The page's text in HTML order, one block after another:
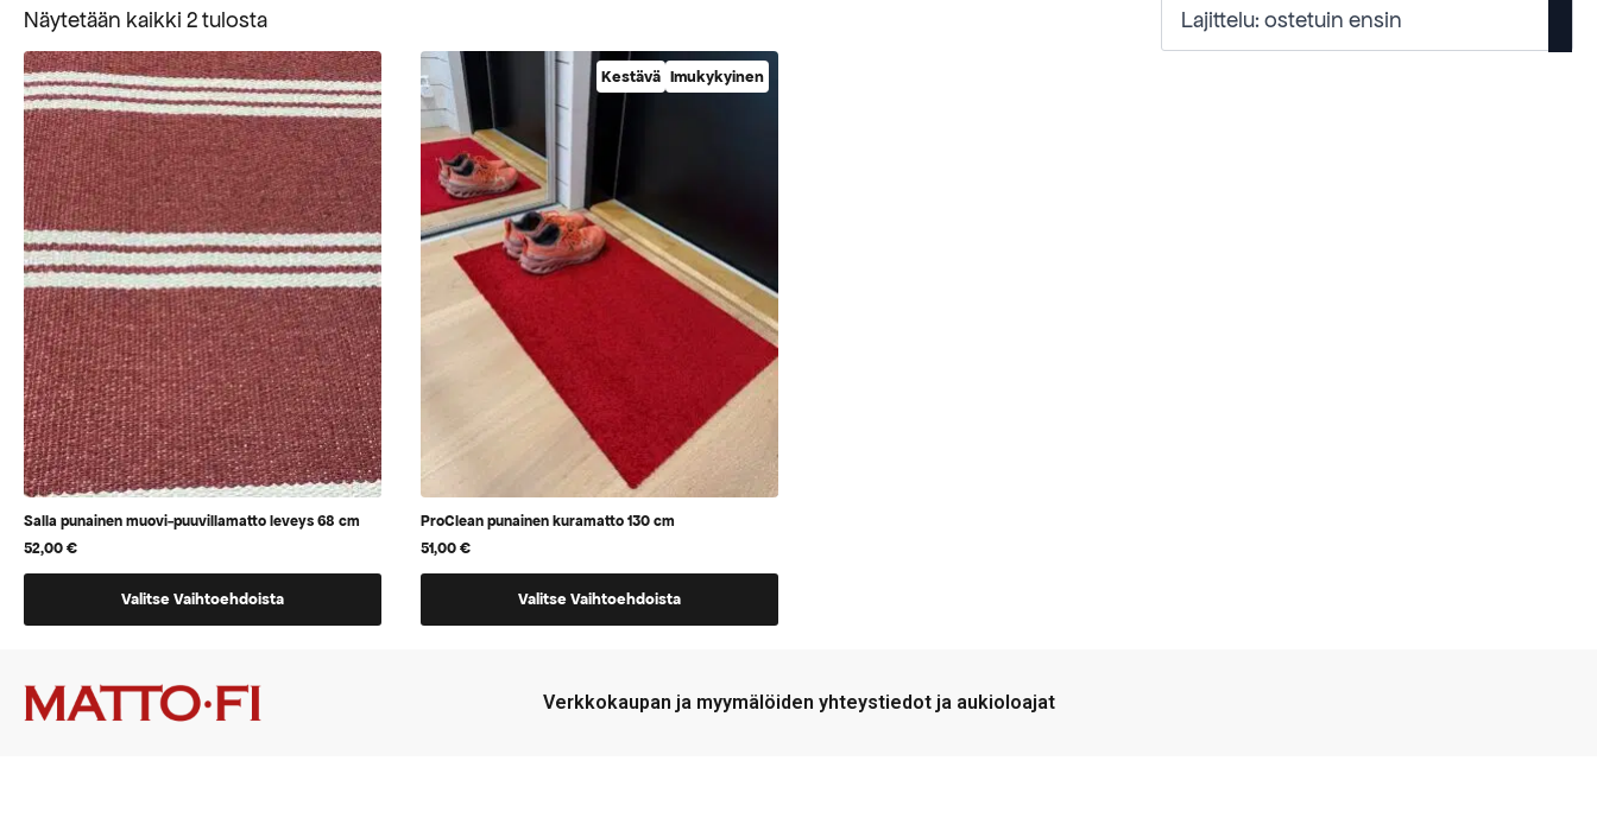
Näytetään kaikki 2 tulostaSuosituimmat
ensin
Salla punainen muovi-puuvillamatto leveys 68 cm
52,00€
Valitse Vaihtoehdoista
tuotteella
vaihtoehtoja,
jotka
Kestävä Imukykyinen
ProClean punainen kuramatto 130 cm
51,00€
Valitse Vaihtoehdoista
tuotteella
Verkkokaupan ja myymälöiden yhteystiedot ja aukioloajat